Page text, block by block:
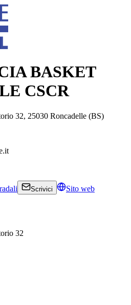
BASKET
CSCR
32, 25030 Roncadelle (BS)
Scrivici Sito web
32